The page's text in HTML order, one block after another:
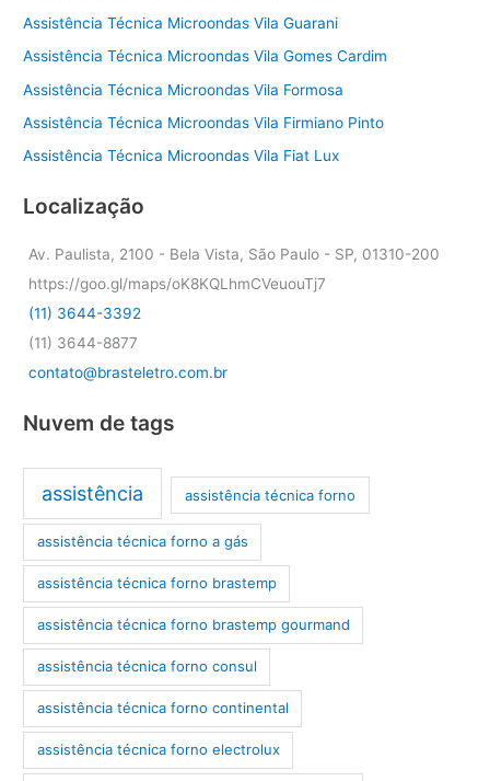
Assistência Técnica Microondas Vila Guarani
Assistência Técnica Microondas Vila Gomes Cardim
Assistência Técnica Microondas Vila Formosa
Assistência Técnica Microondas Vila Firmiano Pinto
Assistência Técnica Microondas Vila Fiat Lux
Localização
Av. Paulista, 2100 - Bela Vista, São Paulo - SP, 01310-200
https://goo.gl/maps/oK8KQLhmCVeuouTj7
(11) 3644-3392
(11) 3644-8877
contato@brasteletro.com.br
Nuvem de tags
assistência assistência técnica forno
assistência técnica forno a gás
assistência técnica forno brastemp
assistência técnica forno brastemp gourmand
assistência técnica forno consul
assistência técnica forno continental
assistência técnica forno electrolux